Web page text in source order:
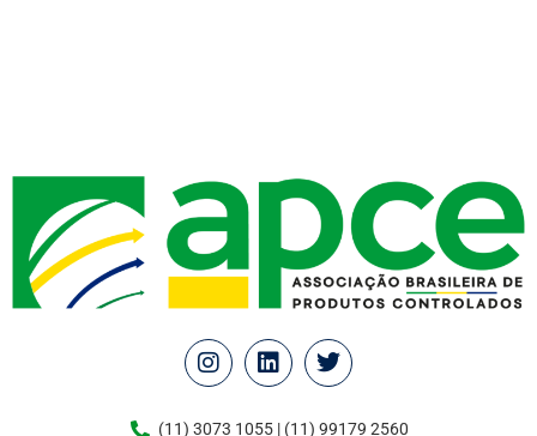
(11) 3073 1055 | (11) 99179 2560